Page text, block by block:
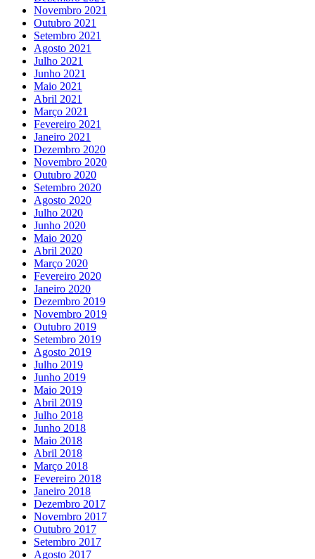
Novembro 2021
Outubro 2021
Setembro 2021
Agosto 2021
Julho 2021
Junho 2021
Maio 2021
Abril 2021
Março 2021
Fevereiro 2021
Janeiro 2021
Dezembro 2020
Novembro 2020
Outubro 2020
Setembro 2020
Agosto 2020
Julho 2020
Junho 2020
Maio 2020
Abril 2020
Março 2020
Fevereiro 2020
Janeiro 2020
Dezembro 2019
Novembro 2019
Outubro 2019
Setembro 2019
Agosto 2019
Julho 2019
Junho 2019
Maio 2019
Abril 2019
Julho 2018
Junho 2018
Maio 2018
Abril 2018
Março 2018
Fevereiro 2018
Janeiro 2018
Dezembro 2017
Novembro 2017
Outubro 2017
Setembro 2017
Agosto 2017